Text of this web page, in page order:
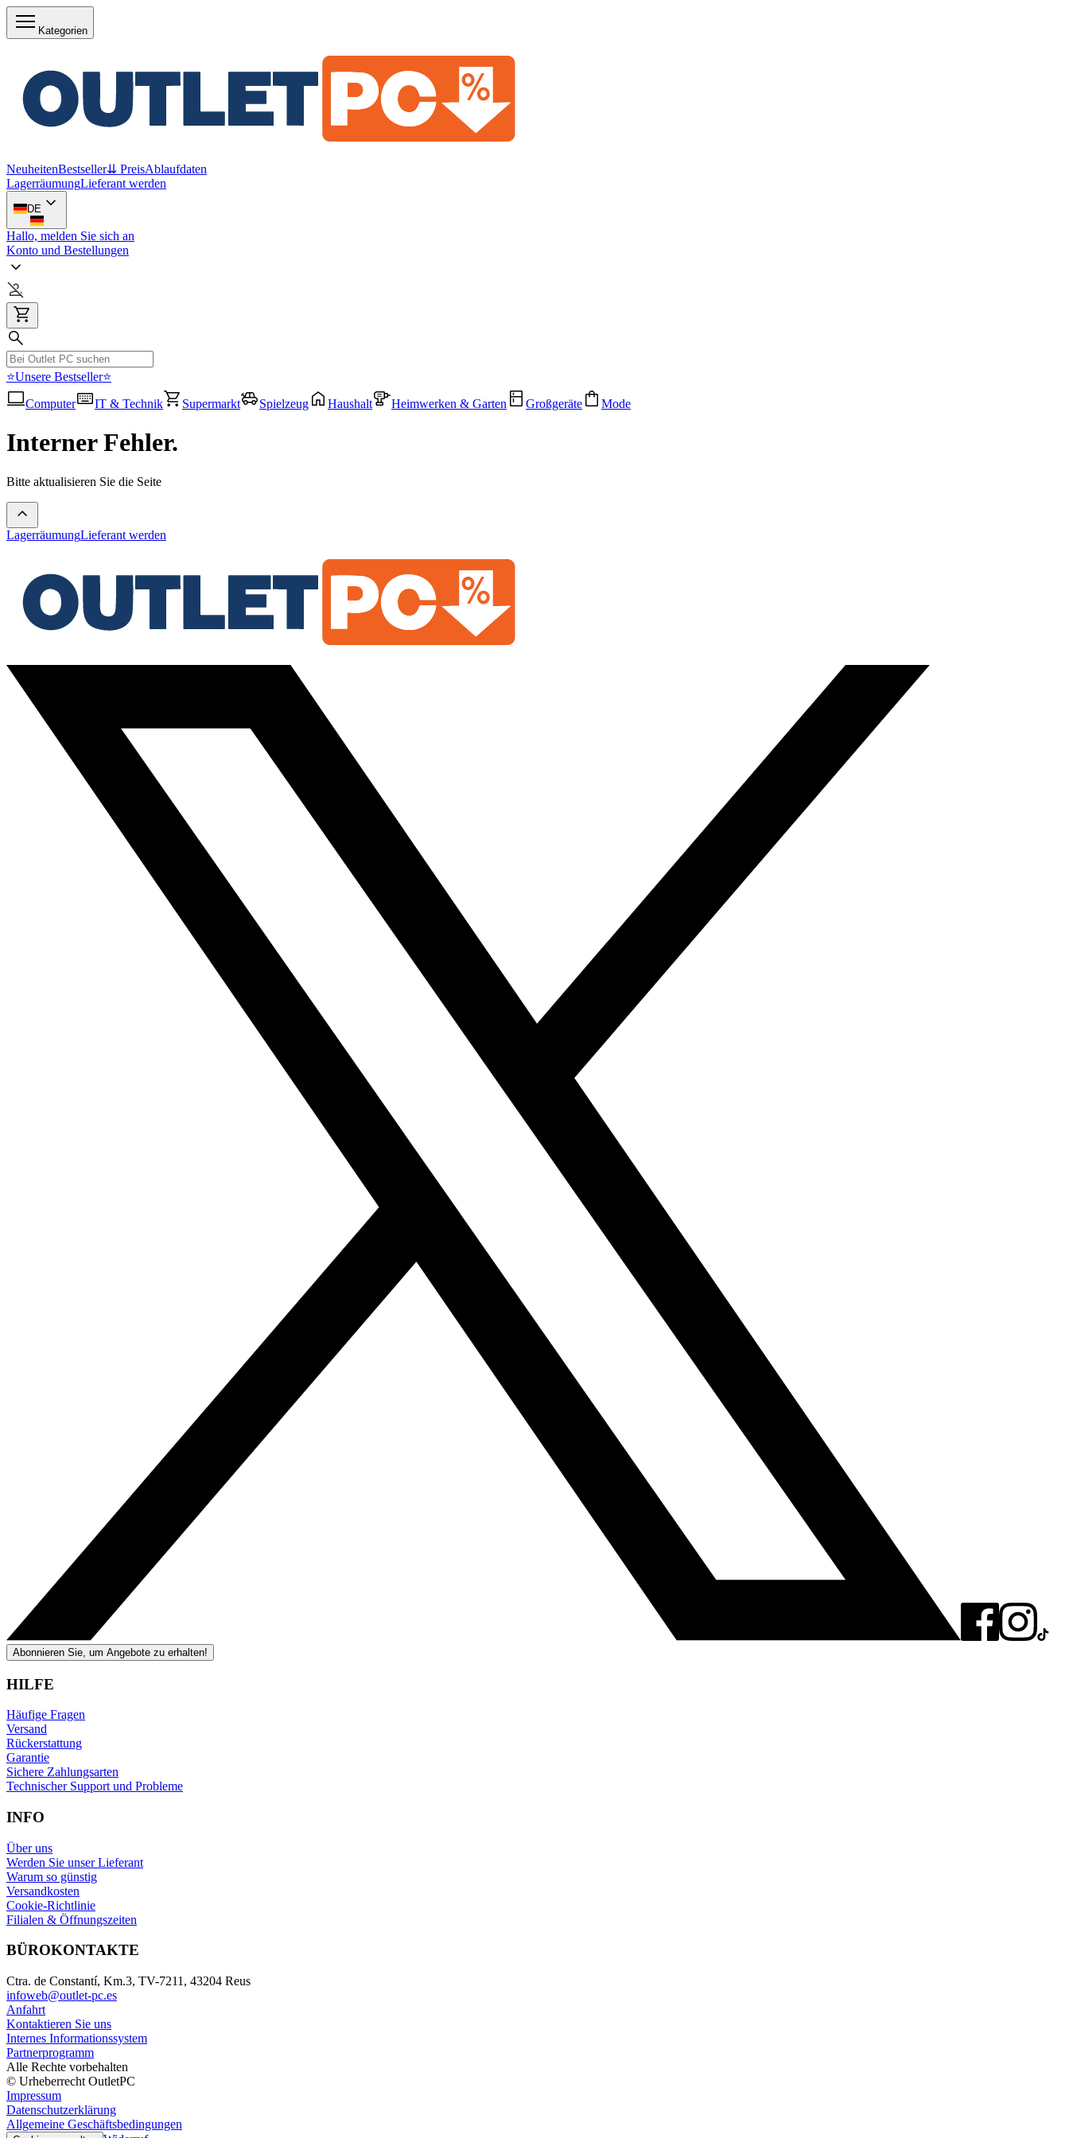
Kategorien
NeuheitenBestseller⇊ PreisAblaufdaten
LagerräumungLieferant werden
DE
Hallo, melden Sie sich an
Konto und Bestellungen
⭐Unsere Bestseller⭐
Computer
IT & Technik Supermarkt Spielzeug Haushalt Heimwerken & Garten Großgeräte Mode
Interner Fehler.
Bitte aktualisieren Sie die Seite
LagerräumungLieferant werden
Abonnieren Sie, um Angebote zu erhalten!
HILFE
Häufige Fragen
Versand
Rückerstattung
Garantie
Sichere Zahlungsarten
Technischer Support und Probleme
INFO
Über uns
Werden Sie unser Lieferant
Warum so günstig
Versandkosten
Cookie-Richtlinie
Filialen & Öffnungszeiten
BÜROKONTAKTE
Ctra. de Constantí, Km.3, TV-7211, 43204 Reus
infoweb@outlet-pc.es
Anfahrt
Kontaktieren Sie uns
Internes Informationssystem
Partnerprogramm
Alle Rechte vorbehalten
© Urheberrecht OutletPC
Impressum
Datenschutzerklärung
Allgemeine Geschäftsbedingungen